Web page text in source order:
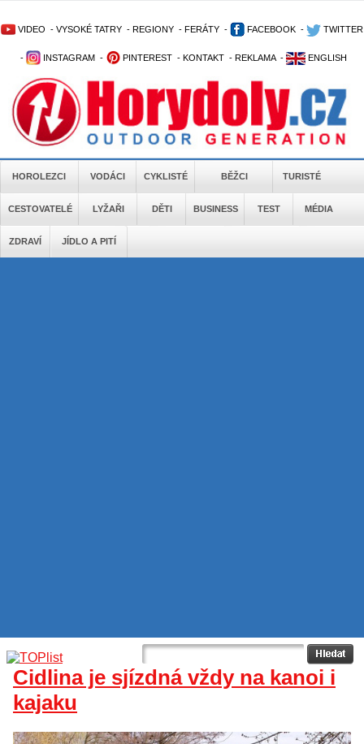
VIDEO - VYSOKÉ TATRY - REGIONY - FERÁTY - FACEBOOK - TWITTER
- INSTAGRAM - PINTEREST - KONTAKT - REKLAMA - ENGLISH
HOROLEZCI VODÁCI CYKLISTÉ BĚŽCI TURISTÉ
CESTOVATELÉ LYŽAŘI DĚTI BUSINESS TEST MÉDIA
ZDRAVÍ JÍDLO A PITÍ
Cidlina je sjízdná vždy na kanoi i
kajaku